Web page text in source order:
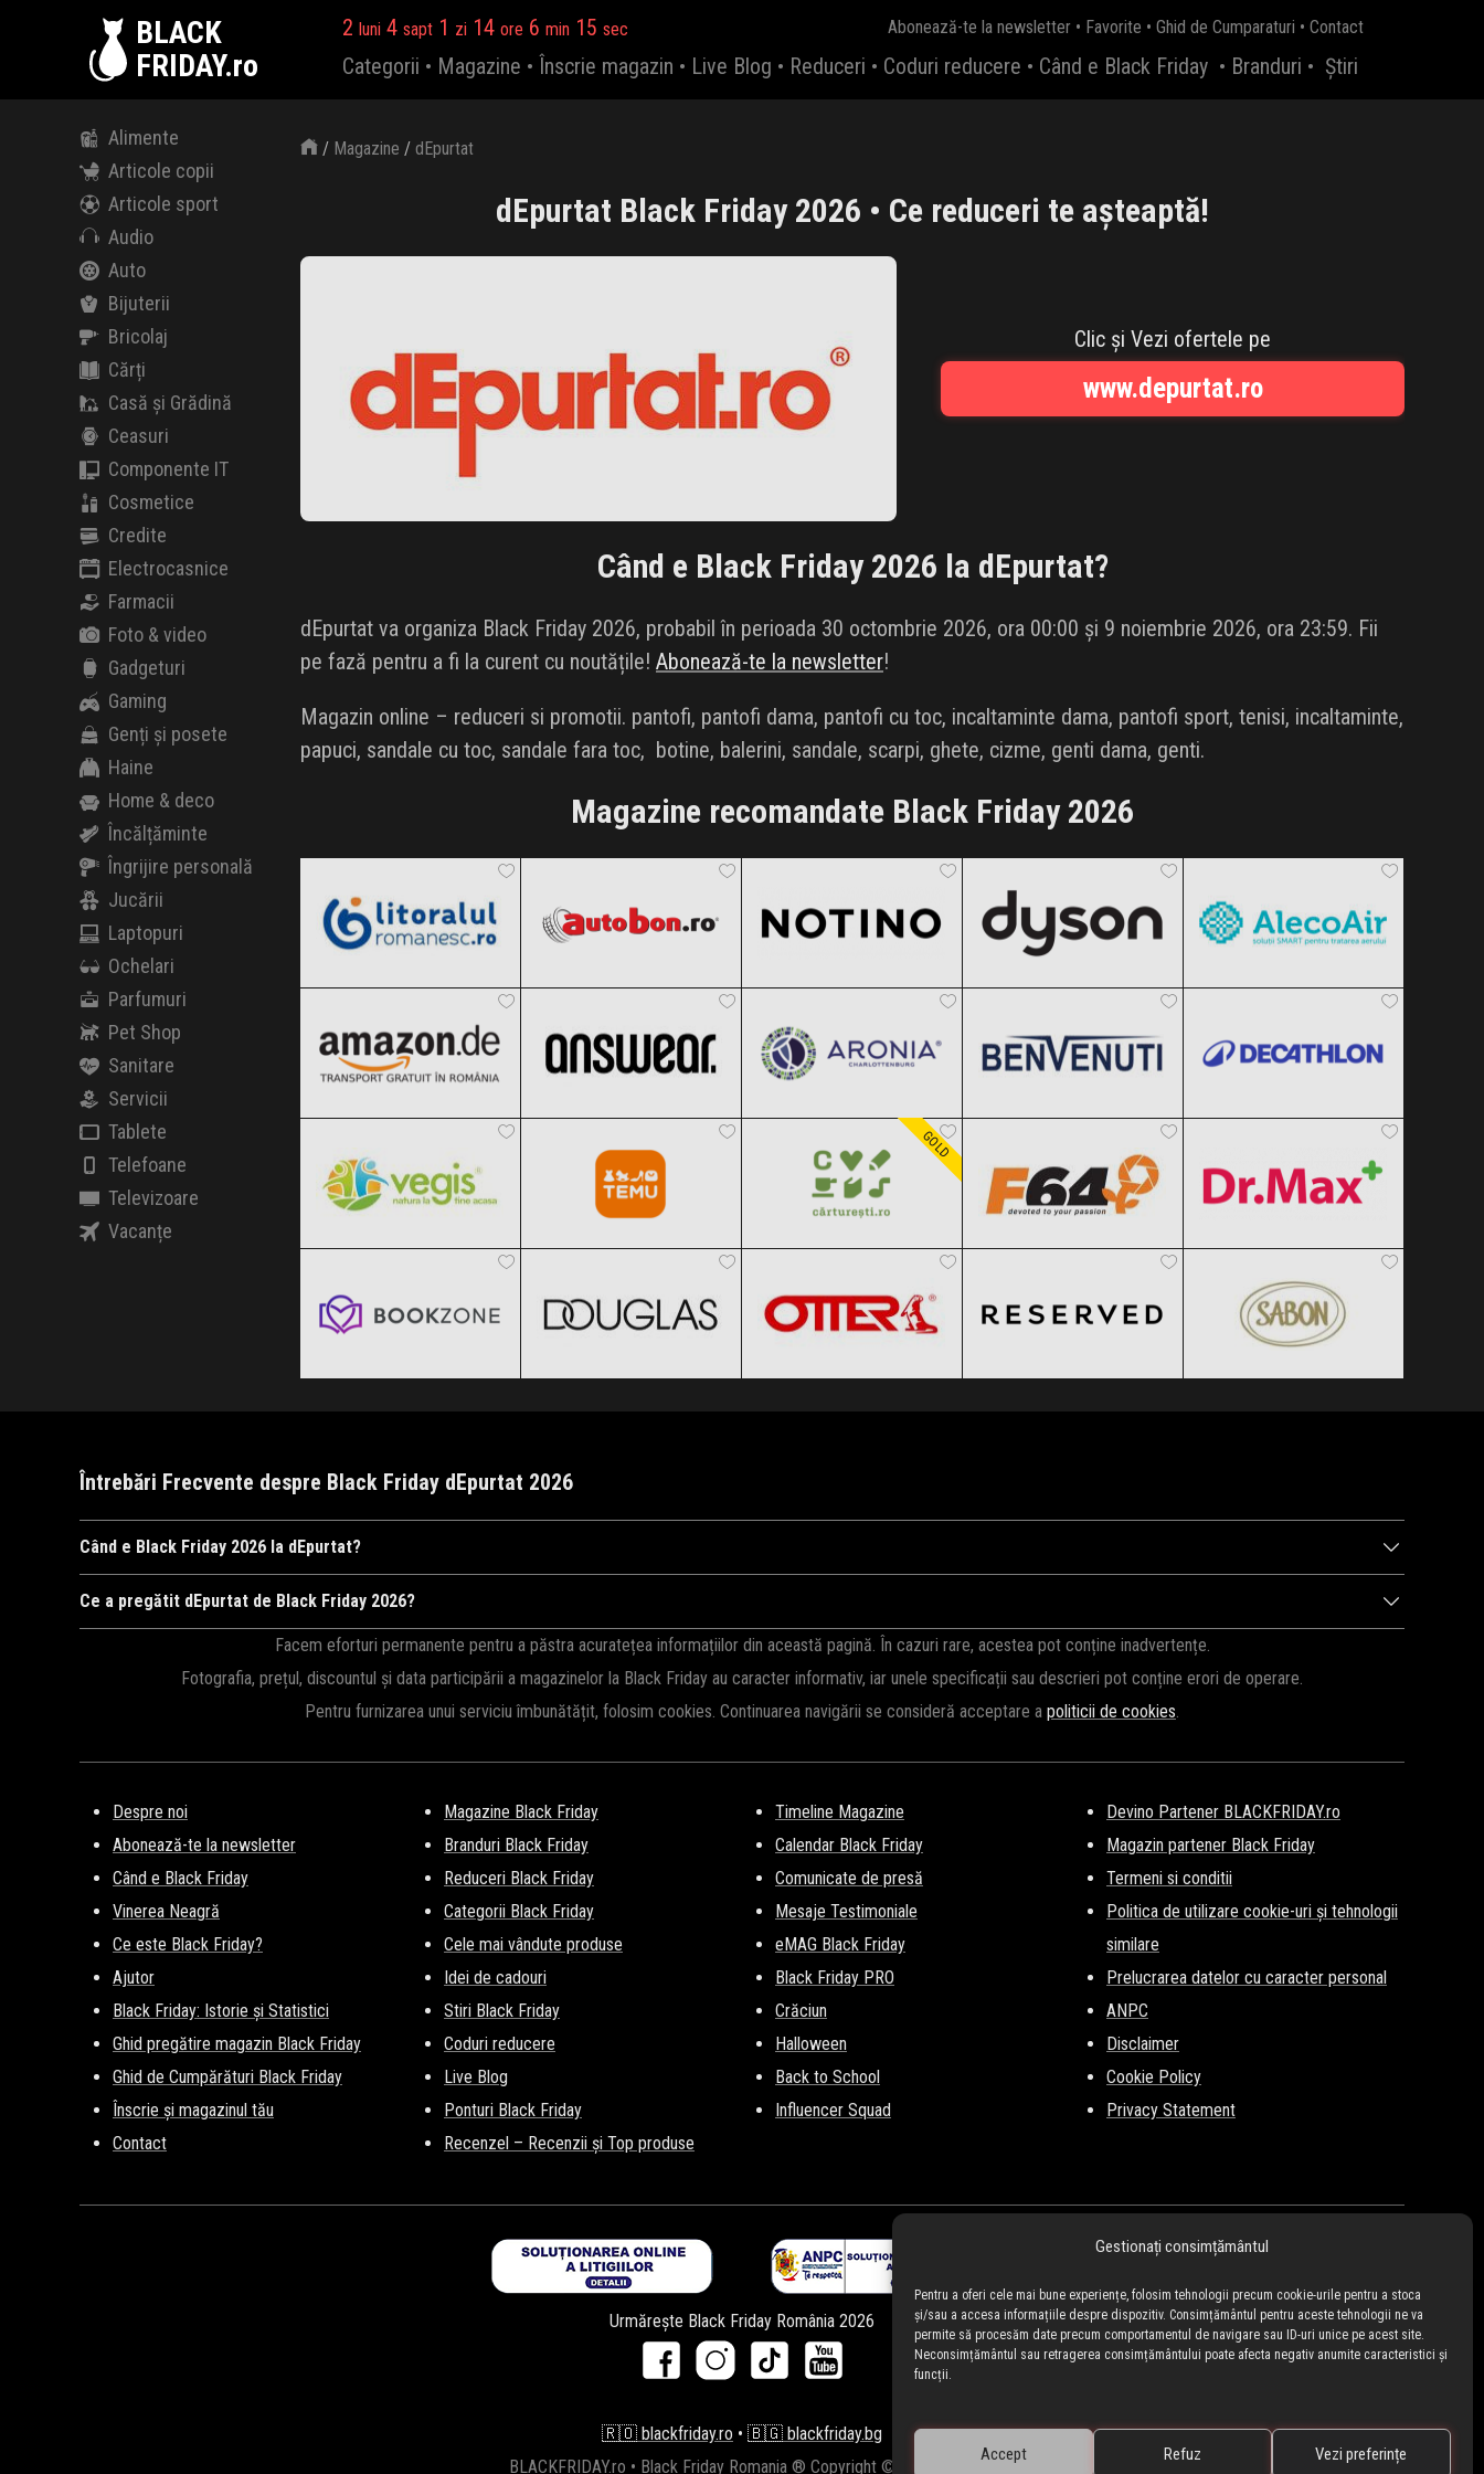
Gestionați consimțământul
Pentru a oferi cele mai bune experiențe, folosim tehnologii precum cookie-urile pentru a stoca
și/sau a accesa informațiile despre dispozitiv. Consimțământul pentru aceste tehnologii ne va
permite să procesăm date precum comportamentul de navigare sau ID-uri unice pe acest site.
Neconsimțământul sau retragerea consimțământului poate afecta negativ anumite caracteristici și
funcții.
Accept Refuz Vezi preferințe
BLACK
FRIDAY.ro
2 luni 4 sapt 1 zi 14 ore 6 min 15 sec Abonează-te la newsletter • Favorite • Ghid de Cumparaturi • Contact
Categorii • Magazine • Înscrie magazin • Live Blog • Reduceri • Coduri reducere • Când e Black Friday • Branduri • Știri
Alimente
Articole copii
Articole sport
Audio
Auto
Bijuterii
Bricolaj
Cărți
Casă și Grădină
Ceasuri
Componente IT
Cosmetice
Credite
Electrocasnice
Farmacii
Foto & video
Gadgeturi
Gaming
Genți și posete
Haine
Home & deco
Încălțăminte
Îngrijire personală
Jucării
Laptopuri
Ochelari
Parfumuri
Pet Shop
Sanitare
Servicii
Tablete
Telefoane
Televizoare
Vacanțe
/ Magazine / dEpurtat
dEpurtat Black Friday 2026 • Ce reduceri te așteaptă!
Clic și Vezi ofertele pe
www.depurtat.ro
Când e Black Friday 2026 la dEpurtat?
dEpurtat va organiza Black Friday 2026, probabil în perioada 30 octombrie 2026, ora 00:00 și 9 noiembrie 2026, ora 23:59. Fii
pe fază pentru a fi la curent cu noutățile! Abonează-te la newsletter!
Magazin online – reduceri si promotii. pantofi, pantofi dama, pantofi cu toc, incaltaminte dama, pantofi sport, tenisi, incaltaminte,
papuci, sandale cu toc, sandale fara toc, botine, balerini, sandale, scarpi, ghete, cizme, genti dama, genti.
Magazine recomandate Black Friday 2026
Clic și Vezi Ofertele! Clic și Vezi Ofertele! Clic și Vezi Ofertele! Clic și Vezi Ofertele! Clic și Vezi Ofertele!
Clic și Vezi Ofertele! Clic și Vezi Ofertele! Clic și Vezi Ofertele! Clic și Vezi Ofertele! Clic și Vezi Ofertele!
Clic și Vezi Ofertele! Clic și Vezi Ofertele!
Black Friday 2026
Clic și Vezi Ofertele!
GOLD
Clic și Vezi Ofertele! Clic și Vezi Ofertele!
Clic și Vezi Ofertele! Clic și Vezi Ofertele! Clic și Vezi Ofertele! Clic și Vezi Ofertele! Clic și Vezi Ofertele!
Întrebări Frecvente despre Black Friday dEpurtat 2026
Când e Black Friday 2026 la dEpurtat?
dEpurtat va organiza Black Friday 2026, probabil în perioada 30 octombrie 2026, ora 00:00 și 9 noiembrie 2026, ora 23:59. Fii pe fază pentru a fi la curent cu noutățile!
newsletter!
Ce a pregătit dEpurtat de Black Friday 2026?
ne surprinde cu cele mai mari reduceri din an la mii de produse.Vezi Aicio parte din produsele vedetă. Fiți pe fază, vă vom ține la curent cu surprizele dEpurtat de
Black Friday 2026.
Facem eforturi permanente pentru a păstra acuratețea informațiilor din această pagină. În cazuri rare, acestea pot conține inadvertențe.
Fotografia, prețul, discountul și data participării a magazinelor la Black Friday au caracter informativ, iar unele specificații sau descrieri pot conține erori de operare.
Pentru furnizarea unui serviciu îmbunătățit, folosim cookies. Continuarea navigării se consideră acceptare a politicii de cookies.
Despre noi
Abonează-te la newsletter
Când e Black Friday
Vinerea Neagră
Ce este Black Friday?
Ajutor
Black Friday: Istorie și Statistici
Ghid pregătire magazin Black Friday
Ghid de Cumpărături Black Friday
Înscrie și magazinul tău
Contact
Magazine Black Friday
Branduri Black Friday
Reduceri Black Friday
Categorii Black Friday
Cele mai vândute produse
Idei de cadouri
Stiri Black Friday
Coduri reducere
Live Blog
Ponturi Black Friday
Recenzel – Recenzii și Top produse
Timeline Magazine
Calendar Black Friday
Comunicate de presă
Mesaje Testimoniale
eMAG Black Friday
Black Friday PRO
Crăciun
Halloween
Back to School
Influencer Squad
Devino Partener BLACKFRIDAY.ro
Magazin partener Black Friday
Termeni si conditii
Politica de utilizare cookie-uri și tehnologii
similare
Prelucrarea datelor cu caracter personal
ANPC
Disclaimer
Cookie Policy
Privacy Statement
Urmărește Black Friday România 2026
🇷🇴 blackfriday.ro • 🇧🇬 blackfriday.bg
BLACKFRIDAY.ro • Black Friday Romania ® Copyright © 2010-2026